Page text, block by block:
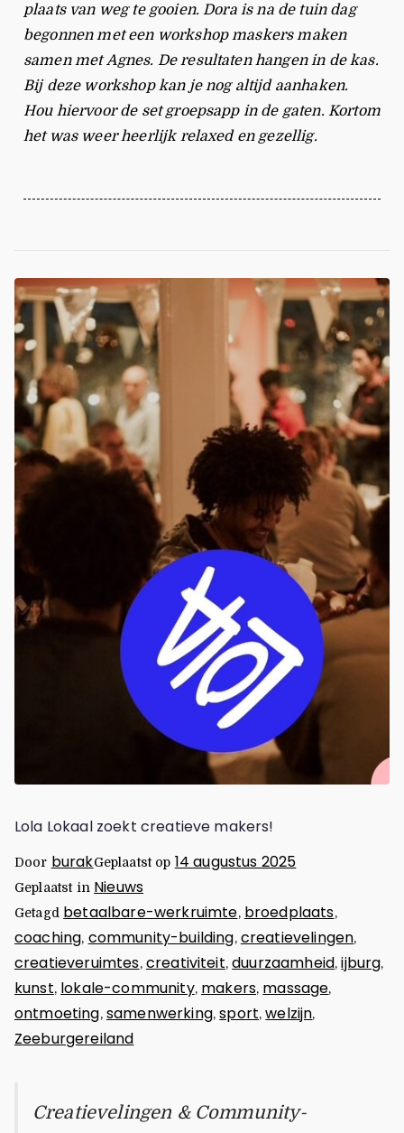
plaats van weg te gooien. Dora is na de tuin dag
begonnen met een workshop maskers maken
samen met Agnes. De resultaten hangen in de kas.
Bij deze workshop kan je nog altijd aanhaken.
Hou hiervoor de set groepsapp in de gaten. Kortom
het was weer heerlijk relaxed en gezellig.
Lola Lokaal zoekt creatieve makers!
Door burakGeplaatst op 14 augustus 2025
Geplaatst in Nieuws
Getagd betaalbare-werkruimte, broedplaats,
coaching, community-building, creatievelingen,
creatieveruimtes, creativiteit,duurzaamheid,ijburg,
kunst, lokale-community, makers, massage,
ontmoeting, samenwerking,sport,welzijn,
Zeeburgereiland
Creatievelingen & Community-